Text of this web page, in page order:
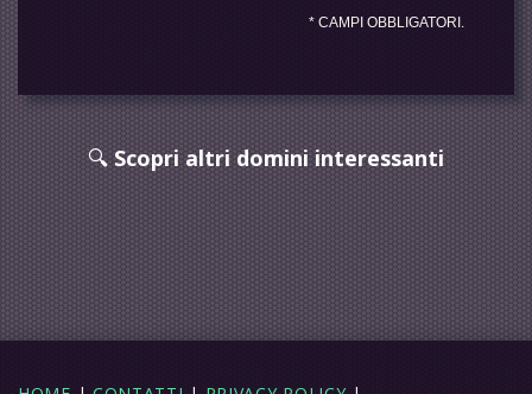
* CAMPI OBBLIGATORI.
🔍Scopri altri domini interessanti